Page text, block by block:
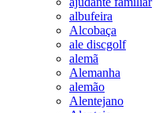
albufeira
Alcobaça
ale discgolf
alemã
Alemanha
alemão
Alentejano